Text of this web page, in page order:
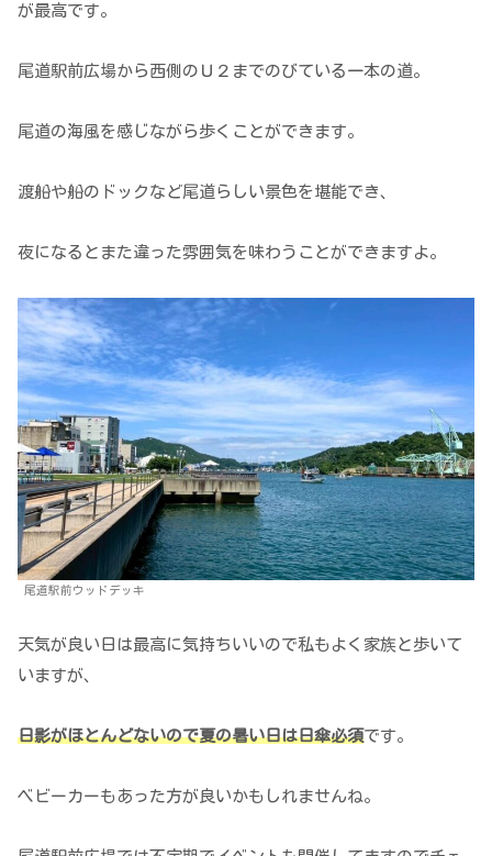
が最高です。
尾道駅前広場から西側のＵ２までのびている一本の道。
尾道の海風を感じながら歩くことができます。
渡船や船のドックなど尾道らしい景色を堪能でき、
夜になるとまた違った雰囲気を味わうことができますよ。
尾道駅前ウッドデッキ
天気が良い日は最高に気持ちいいので私もよく家族と歩いて
いますが、
日影がほとんどないので夏の暑い日は日傘必須です。
ベビーカーもあった方が良いかもしれませんね。